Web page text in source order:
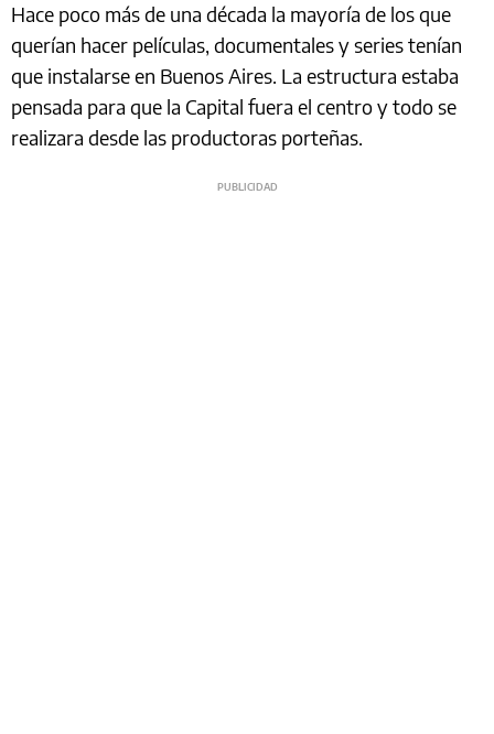
Hace poco más de una década la mayoría de los que
querían hacer películas, documentales y series tenían
que instalarse en Buenos Aires. La estructura estaba
pensada para que la Capital fuera el centro y todo se
realizara desde las productoras porteñas.